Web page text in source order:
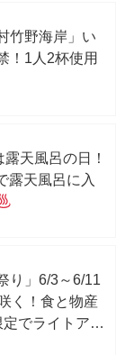
竹野海岸」い
！1人2杯使用
天風呂の日！
露天風呂に入
り」6/3～6/11
く！食と物産
でライトアッ